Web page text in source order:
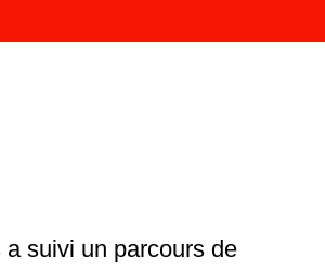
a suivi un parcours de